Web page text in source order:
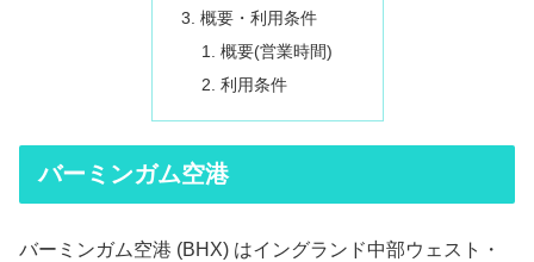
概要・利用条件
概要(営業時間)
利用条件
バーミンガム空港
バーミンガム空港 (BHX) はイングランド中部ウェスト・